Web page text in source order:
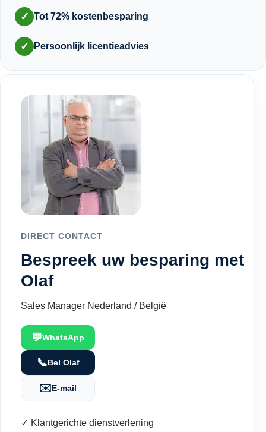
✓ Tot 72% kostenbesparing
✓ Persoonlijk licentieadvies
DIRECT CONTACT
Bespreek uw besparing met
Olaf
Sales Manager Nederland / België
💬WhatsApp
📞Bel Olaf
✉️E-mail
✓ Klantgerichte dienstverlening